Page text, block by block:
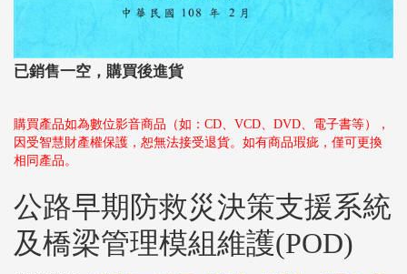
已銷售一空，購買後進貨
購買產品如為數位影音商品（如：CD、VCD、DVD、電子書等），
因受智慧財產權保護，恕無法接受退貨。如有商品瑕疵，僅可更換
相同產品。
公路早期防救災決策支援系統
及橋梁管理模組維護(POD)